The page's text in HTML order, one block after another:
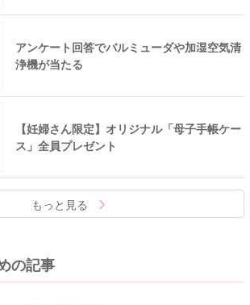
アンケート回答でバルミューダや加湿空気清
浄機が当たる
【妊婦さん限定】オリジナル「母子手帳ケー
ス」全員プレゼント
もっと見る
の記事